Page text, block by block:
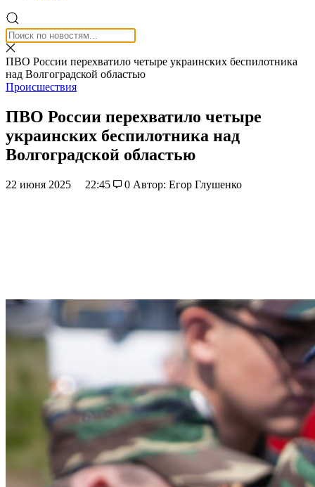
ПВО России перехватило четыре украинских беспилотника
над Волгоградской областью
Происшествия
ПВО России перехватило четыре
украинских беспилотника над
Волгоградской областью
22 июня 2025 22:45 0 Автор: Егор Глушенко